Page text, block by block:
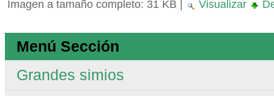
Imagen a tamaño completo: 31 KB | Visualizar
Menú Sección
Grandes simios